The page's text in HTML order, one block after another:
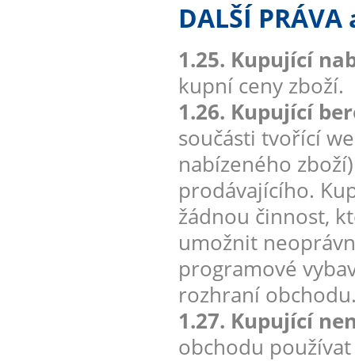
DALŠÍ
1.25. Kupující
kupní ceny zboží.
1.26. Kupující
součásti tvořící
nabízeného
prodávajícího.
žádnou činnost,
umožnit
programové
rozhraní
1.27. Kupující
obchodu